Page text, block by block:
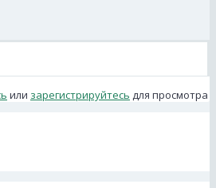
или зарегистрируйтесь для просмотра